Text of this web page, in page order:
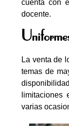
cuenta con
docente.
La venta de
temas de
limitaciones
varias